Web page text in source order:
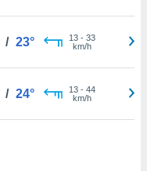
/ 23° 13- 33
km/h
/ 24° 13- 44
km/h